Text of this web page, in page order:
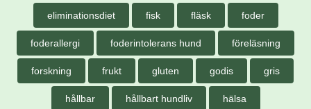
eliminationsdiet fisk fläsk foder
foderallergi foderintolerans hund föreläsning
forskning frukt gluten godis gris
hållbar hållbart hundliv hälsa